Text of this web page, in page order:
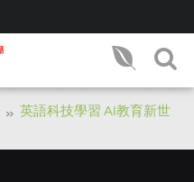
英語科技學習 AI教育新世